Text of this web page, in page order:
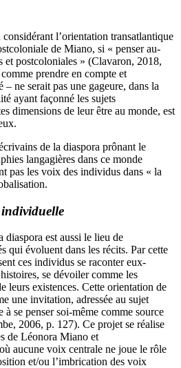
l’orientation transatlantique
de Miano, si « penser au-
et postcoloniales » (Clavaron, 2018,
prendre en compte et
ne serait pas une gageure, dans la
ayant façonné les sujets
dimensions de leur être au monde, est
de la diaspora prônant le
langagières dans ce monde
pas les voix des individus dans « la
diaspora est aussi le lieu de
qui évoluent dans les récits. Par cette
ces individus se raconter eux-
se dévoiler comme les
leurs existences. Cette orientation de
une invitation, adressée au sujet
se penser soi-même comme source
2006, p. 127). Ce projet se réalise
de Léonora Miano et
aucune voix centrale ne joue le rôle
et/ou l’imbrication des voix